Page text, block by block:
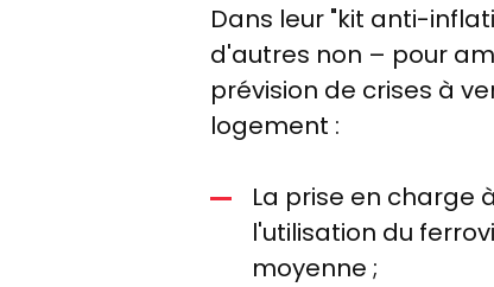
Dans leur "kit anti-
d'autres non – pour
prévision de crises à
logement :
La prise en charge
l'utilisation du
moyenne ;